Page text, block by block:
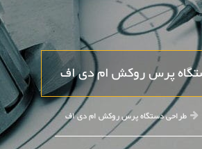
پرس روکش ام دی اف
طراحی دستگاه پرس روکش ام دی اف